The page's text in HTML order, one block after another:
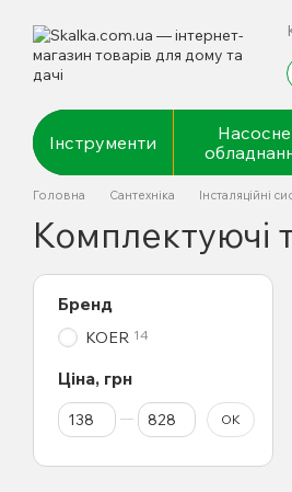
Інструменти
Насосне
Головна Сантехніка Інсталяційні
Комплектуючі
Бренд
KOER 14
Ціна, грн
Від Ціна, грн
До Ціна, грн ОК